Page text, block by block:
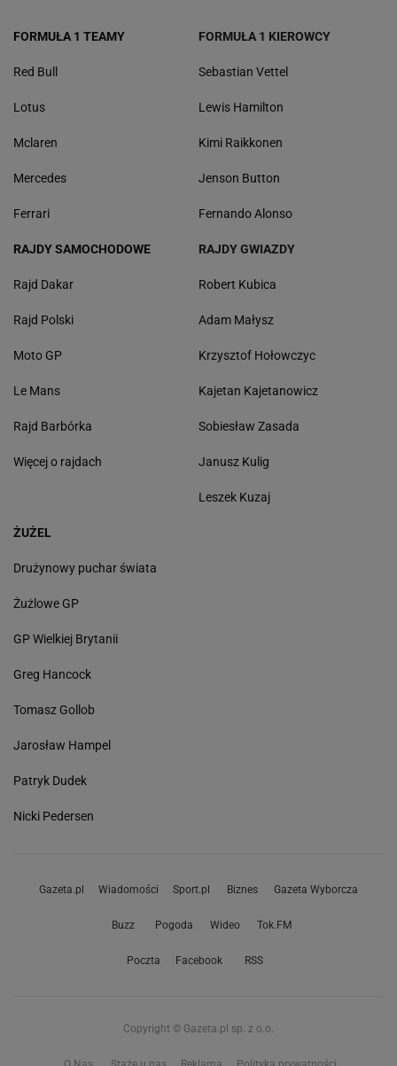
FORMUŁA 1 TEAMY
Red Bull
Lotus
Mclaren
Mercedes
Ferrari
FORMUŁA 1 KIEROWCY
Sebastian Vettel
Lewis Hamilton
Kimi Raikkonen
Jenson Button
Fernando Alonso
RAJDY SAMOCHODOWE
Rajd Dakar
Rajd Polski
Moto GP
Le Mans
Rajd Barbórka
Więcej o rajdach
RAJDY GWIAZDY
Robert Kubica
Adam Małysz
Krzysztof Hołowczyc
Kajetan Kajetanowicz
Sobiesław Zasada
Janusz Kulig
Leszek Kuzaj
ŻUŻEL
Drużynowy puchar świata
Żużlowe GP
GP Wielkiej Brytanii
Greg Hancock
Tomasz Gollob
Jarosław Hampel
Patryk Dudek
Nicki Pedersen
Gazeta.pl Wiadomości Sport.pl Biznes Gazeta Wyborcza
Buzz Pogoda Wideo Tok.FM
Poczta Facebook RSS
Copyright © Gazeta.pl sp. z o.o.